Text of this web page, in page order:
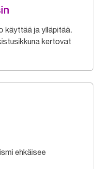
käyttää ja ylläpitää.
kertovat
ehkäisee